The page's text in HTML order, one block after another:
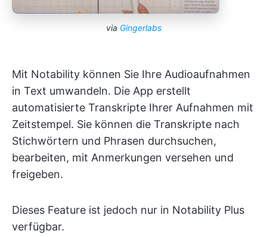
via Gingerlabs
Mit Notability können Sie Ihre Audioaufnahmen
in Text umwandeln. Die App erstellt
automatisierte Transkripte Ihrer Aufnahmen mit
Zeitstempel. Sie können die Transkripte nach
Stichwörtern und Phrasen durchsuchen,
bearbeiten, mit Anmerkungen versehen und
freigeben.
Dieses Feature ist jedoch nur in Notability Plus
verfügbar.